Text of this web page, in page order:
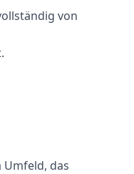
von
das